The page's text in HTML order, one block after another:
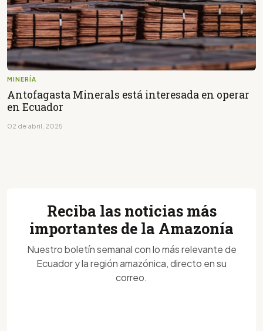
MINERÍA
Antofagasta Minerals está interesada en operar
en Ecuador
02 de abril, 2025
Reciba las noticias más
importantes de la Amazonía
Nuestro boletín semanal con lo más relevante de
Ecuador y la región amazónica, directo en su
correo.